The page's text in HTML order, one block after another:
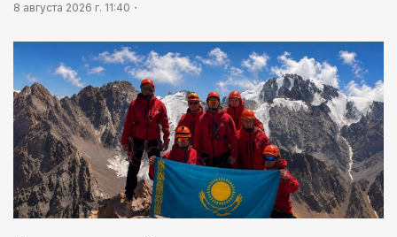
8 августа 2026 г. 11:40